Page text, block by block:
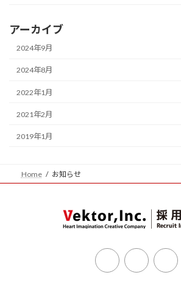
アーカイブ
2024年9月
2024年8月
2022年1月
2021年2月
2019年1月
Home お知らせ